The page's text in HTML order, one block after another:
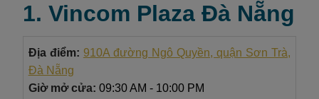
1. Vincom Plaza Đà Nẵng
Địa điểm: 910A đường Ngô Quyền, quận Sơn Trà,
Đà Nẵng
Giờ mở cửa: 09:30 AM - 10:00 PM